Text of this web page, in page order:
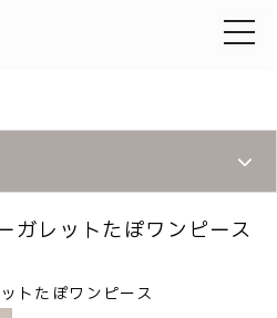
toggle
レットたぽワンピース
トたぽワンピース